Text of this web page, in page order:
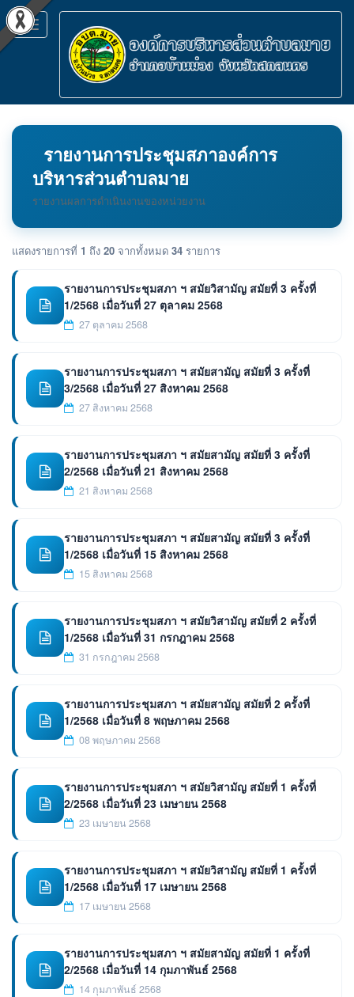
Toggle
navigation
รายงานการประชุมสภาองค์การ
บริหารส่วนตำบลมาย
รายงานผลการดำเนินงานของหน่วยงาน
แสดงรายการที่ 1 ถึง 20 จากทั้งหมด 34 รายการ
รายงานการประชุมสภา ฯ สมัยวิสามัญ สมัยที่ 3 ครั้งที่
1/2568 เมื่อวันที่ 27 ตุลาคม 2568
27 ตุลาคม 2568
รายงานการประชุมสภา ฯ สมัยสามัญ สมัยที่ 3 ครั้งที่
3/2568 เมื่อวันที่ 27 สิงหาคม 2568
27 สิงหาคม 2568
รายงานการประชุมสภา ฯ สมัยสามัญ สมัยที่ 3 ครั้งที่
2/2568 เมื่อวันที่ 21 สิงหาคม 2568
21 สิงหาคม 2568
รายงานการประชุมสภา ฯ สมัยสามัญ สมัยที่ 3 ครั้งที่
1/2568 เมื่อวันที่ 15 สิงหาคม 2568
15 สิงหาคม 2568
รายงานการประชุมสภา ฯ สมัยวิสามัญ สมัยที่ 2 ครั้งที่
1/2568 เมื่อวันที่ 31 กรกฎาคม 2568
31 กรกฎาคม 2568
รายงานการประชุมสภา ฯ สมัยสามัญ สมัยที่ 2 ครั้งที่
1/2568 เมื่อวันที่ 8 พฤษภาคม 2568
08 พฤษภาคม 2568
รายงานการประชุมสภา ฯ สมัยวิสามัญ สมัยที่ 1 ครั้งที่
2/2568 เมื่อวันที่ 23 เมษายน 2568
23 เมษายน 2568
รายงานการประชุมสภา ฯ สมัยวิสามัญ สมัยที่ 1 ครั้งที่
1/2568 เมื่อวันที่ 17 เมษายน 2568
17 เมษายน 2568
รายงานการประชุมสภา ฯ สมัยสามัญ สมัยที่ 1 ครั้งที่
2/2568 เมื่อวันที่ 14 กุมภาพันธ์ 2568
14 กุมภาพันธ์ 2568